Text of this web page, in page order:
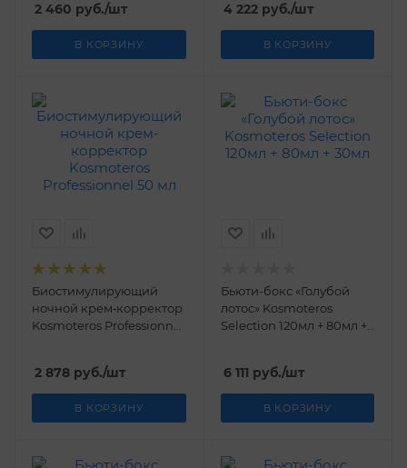
2 460 руб./шт
В КОРЗИНУ
4 222руб./шт
В КОРЗИНУ
Биостимулирующий
ночной крем‐корректор
Kosmoteros Professionnel
2 878 руб./шт
В КОРЗИНУ
Бьюти-бокс «Голубой
лотос» Kosmoteros
Selection 120мл + 80мл +
6 111 руб./шт
В КОРЗИНУ